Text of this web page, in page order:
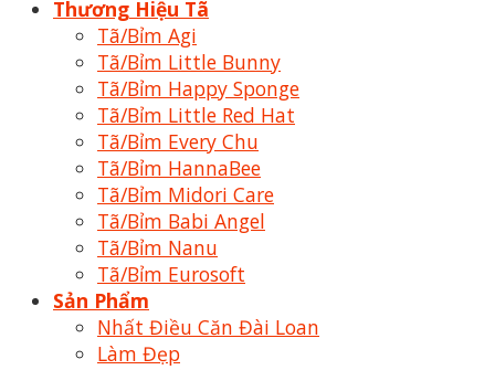
Thương Hiệu Tã
Tã/Bỉm Agi
Tã/Bỉm Little Bunny
Tã/Bỉm Happy Sponge
Tã/Bỉm Little Red Hat
Tã/Bỉm Every Chu
Tã/Bỉm HannaBee
Tã/Bỉm Midori Care
Tã/Bỉm Babi Angel
Tã/Bỉm Nanu
Tã/Bỉm Eurosoft
Sản Phẩm
Nhất Điều Căn Đài Loan
Làm Đẹp